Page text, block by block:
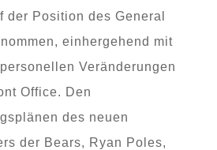
der Position des General
einhergehend mit
Veränderungen
Office. Den
des neuen
der Bears, Ryan Poles,